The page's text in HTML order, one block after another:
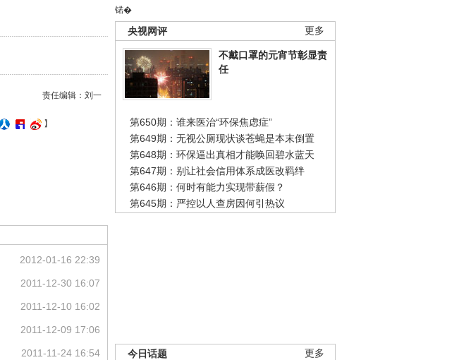
锘�
更多
央视网评
不戴口罩的元宵节彰显责
任
第650期：谁来医治“环保焦虑症”
第649期：无视公厕现状谈苍蝇是本末倒置
第648期：环保逼出真相才能唤回碧水蓝天
第647期：别让社会信用体系成医改羁绊
第646期：何时有能力实现带薪假？
第645期：严控以人查房因何引热议
更多
今日话题
责任编辑：刘一
】
2012-01-16 22:39
2011-12-30 16:07
2011-12-10 16:02
2011-12-09 17:06
2011-11-24 16:54